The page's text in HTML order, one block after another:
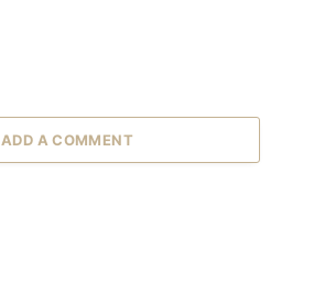
ADD A COMMENT